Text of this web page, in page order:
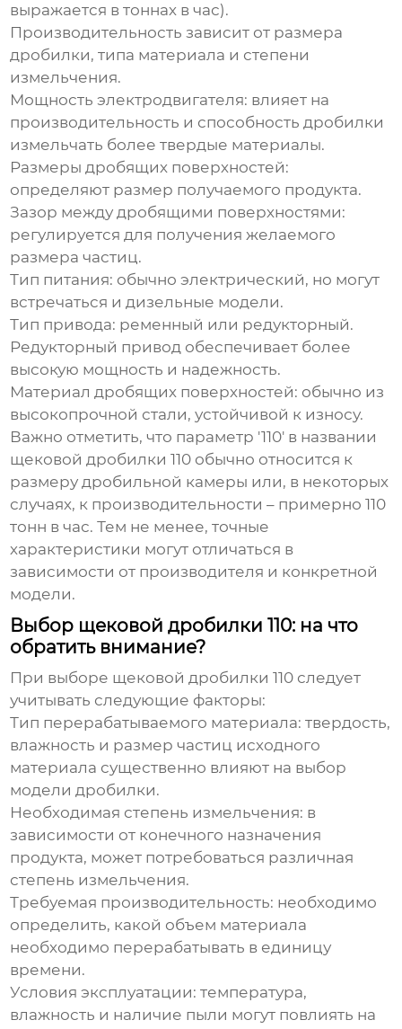
выражается в тоннах в час).
Производительность зависит от размера
дробилки, типа материала и степени
измельчения.
Мощность электродвигателя: влияет на
производительность и способность дробилки
измельчать более твердые материалы.
Размеры дробящих поверхностей:
определяют размер получаемого продукта.
Зазор между дробящими поверхностями:
регулируется для получения желаемого
размера частиц.
Тип питания: обычно электрический, но могут
встречаться и дизельные модели.
Тип привода: ременный или редукторный.
Редукторный привод обеспечивает более
высокую мощность и надежность.
Материал дробящих поверхностей: обычно из
высокопрочной стали, устойчивой к износу.
Важно отметить, что параметр '110' в названии
щековой дробилки 110 обычно относится к
размеру дробильной камеры или, в некоторых
случаях, к производительности – примерно 110
тонн в час. Тем не менее, точные
характеристики могут отличаться в
зависимости от производителя и конкретной
модели.
Выбор щековой дробилки 110: на что
обратить внимание?
При выборе щековой дробилки 110 следует
учитывать следующие факторы:
Тип перерабатываемого материала: твердость,
влажность и размер частиц исходного
материала существенно влияют на выбор
модели дробилки.
Необходимая степень измельчения: в
зависимости от конечного назначения
продукта, может потребоваться различная
степень измельчения.
Требуемая производительность: необходимо
определить, какой объем материала
необходимо перерабатывать в единицу
времени.
Условия эксплуатации: температура,
влажность и наличие пыли могут повлиять на